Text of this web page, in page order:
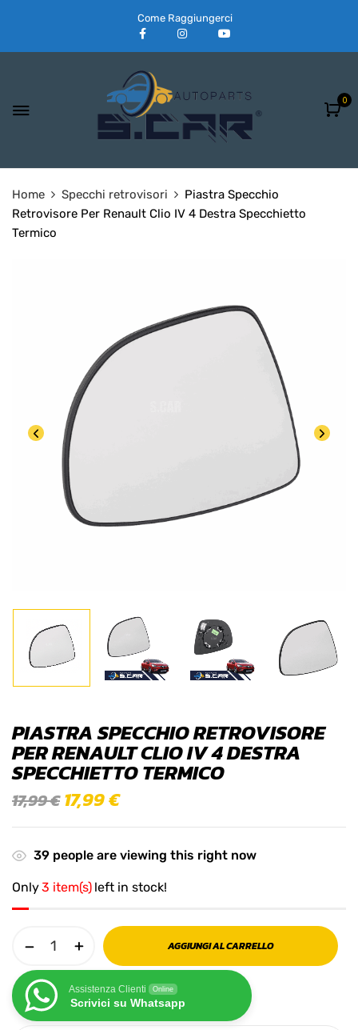
Come Raggiungerci
0
Home Specchi retrovisori
Piastra Specchio
Retrovisore Per Renault Clio IV 4 Destra Specchietto
Termico
PIASTRA SPECCHIO RETROVISORE
PER RENAULT CLIO IV 4 DESTRA
SPECCHIETTO TERMICO
17,99€ 17,99€
39 people are viewing this right now
Only3 item(s) left in stock!
AGGIUNGI AL CARRELLO
Assistenza Clienti Online
Scrivici su Whatsapp